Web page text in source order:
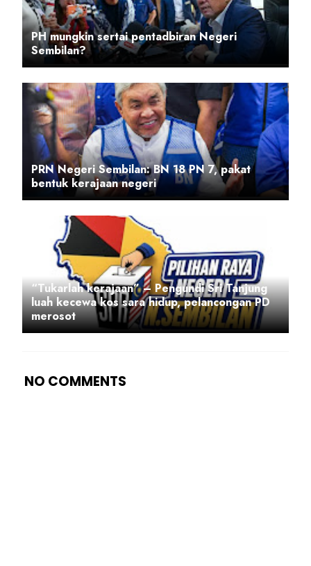
PH mungkin sertai pentadbiran Negeri
Sembilan?
PRN Negeri Sembilan: BN 18 PN 7, pakat
bentuk kerajaan negeri
“Tukarlah kerajaan” – Pengundi Sri Tanjung
luah kecewa kos sara hidup, pelancongan PD
merosot
NO COMMENTS